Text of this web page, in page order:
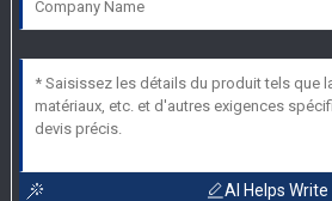
AI Helps Write